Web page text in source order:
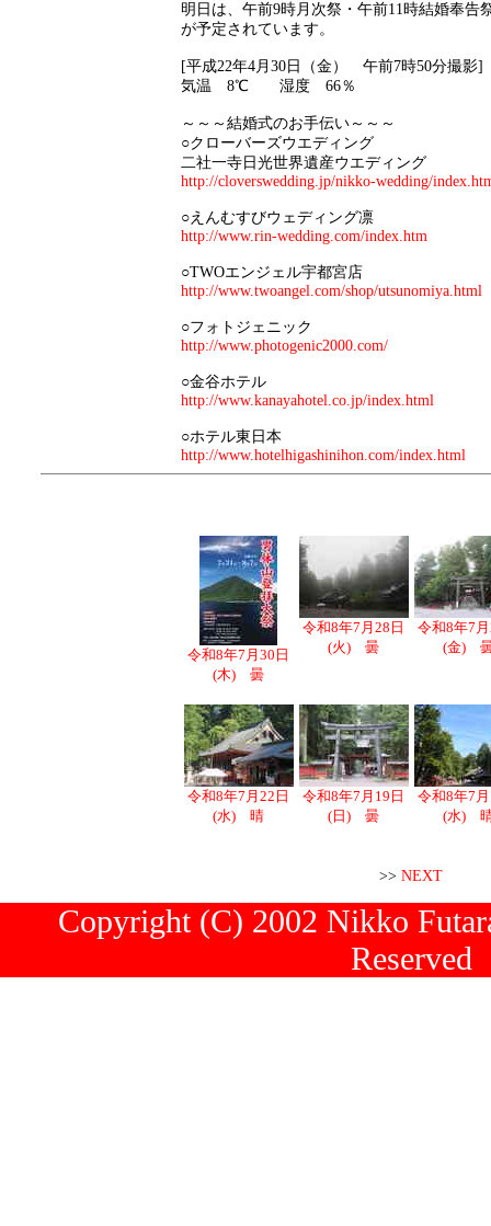
明日は、午前9時月次祭・午前11時結婚奉告
が予定されています。
[平成22年4月30日（金） 午前7時50分撮影]
気温 8℃ 湿度 66％
～～～結婚式のお手伝い～～～
○クローバーズウエディング
二社一寺日光世界遺産ウエディング
http://cloverswedding.jp/nikko-wedding/
○えんむすびウェディング凛
http://www.rin-wedding.com/index.htm
○TWOエンジェル宇都宮店
http://www.twoangel.com/shop/utsunomiya.html
○フォトジェニック
http://www.photogenic2000.com/
○金谷ホテル
http://www.kanayahotel.co.jp/index.html
○ホテル東日本
http://www.hotelhigashinihon.com/index.html
令和8年7月30日
(木) 曇
令和8年7月28日
(火) 曇
令和8年7
(金)
令和8年7月22日
(水) 晴
令和8年7月19日
(日) 曇
令和8年7
(水)
>> NEXT
Copyright (C) 2002 Nikko
Reserved